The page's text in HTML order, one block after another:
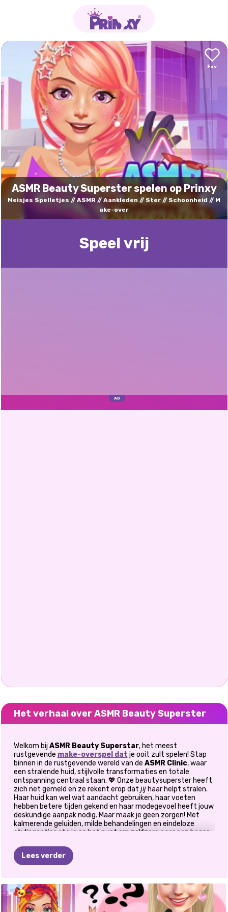
ASMR Beauty Superster spelen op Prinxy
Meisjes Spelletjes ASMR Aankleden Ster Schoonheid
M
ake-over
Speel vrij
Het verhaal over ASMR Beauty Superster
Welkom bij ASMR Beauty Superstar, het meest
rustgevende make-overspel dat je ooit zult spelen! Stap
binnen in de rustgevende wereld van de ASMR Clinic, waar
een stralende huid, stijlvolle transformaties en totale
ontspanning centraal staan. 💖 Onze beautysuperster heeft
zich net gemeld en ze rekent erop dat jijhaar helpt stralen.
Haar huid kan wel wat aandacht gebruiken, haar voeten
hebben betere tijden gekend en haar modegevoel heeft jouw
deskundige aanpak nodig. Maar maak je geen zorgen! Met
kalmerende geluiden, milde behandelingen en eindeloze
stylingopties sta je op het punt om zelfzorg naar een hoger
✨ Hoe is de sfeer?
kliniekervaringen met glamoureuze modegameplay. Perfect
voor fans van ontspannende ASMR-video's, spa-games en
aankleeduitdagingen. Deze titel draait helemaal om het
Lees verder
MUKBANG
MEME:
LABUBU
DOLL
ASMR
BEAUTY
ASMR-
STYEBEHANDELING